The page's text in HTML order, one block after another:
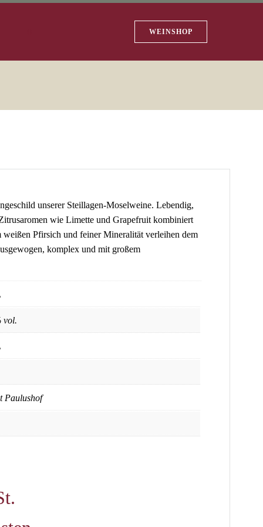
WEINSHOP
unserer Steillagen-Moselweine. Lebendig,
wie Limette und Grapefruit kombiniert
weißen Pfirsich und feiner Mineralität verleihen dem
komplex und mit großem
vol.
Paulushof